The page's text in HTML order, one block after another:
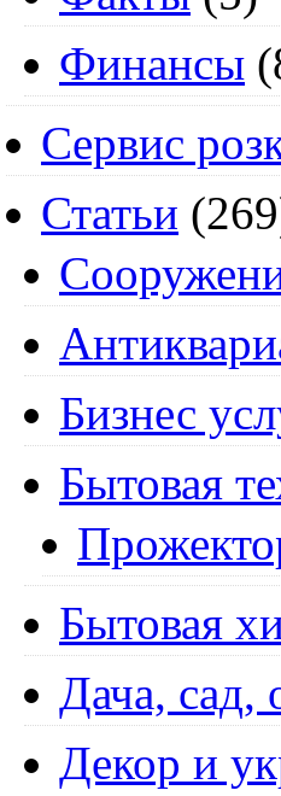
Финансы
Сервис
Статьи
Бизнес
Бытовая
Бытовая
Дача, сад,
Декор и